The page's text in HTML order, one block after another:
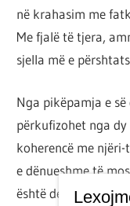
në krahasim me
Me fjalë të tjera,
sjella më e
Nga pikëpamja e
përkufizohet nga
koherencë me
e dënueshme të
është detyrë